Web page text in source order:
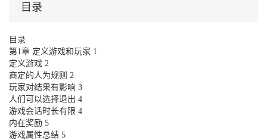
目录
目录
第1章 定义游戏和玩家 1
定义游戏 2
商定的人为规则 2
玩家对结果有影响 3
人们可以选择退出 4
游戏会话时长有限 4
内在奖励 5
游戏属性总结 5